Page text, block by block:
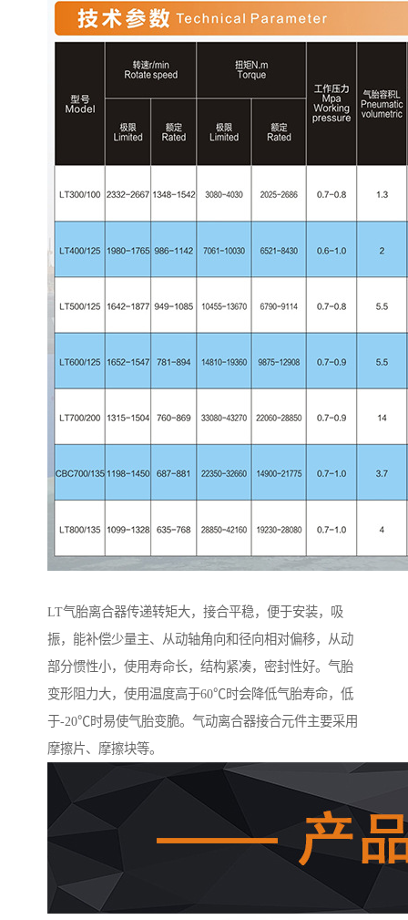
LT气胎离合器传递转矩大，接合平稳，便于安装，吸
振，能补偿少量主、从动轴角向和径向相对偏移，从动
部分惯性小，使用寿命长，结构紧凑，密封性好。气胎
变形阻力大，使用温度高于60℃时会降低气胎寿命，低
于-20℃时易使气胎变脆。气动离合器接合元件主要采用
摩擦片、摩擦块等。